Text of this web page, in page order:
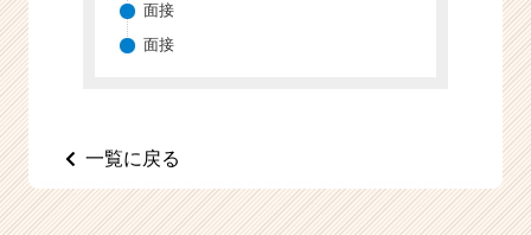
面接
面接
一覧に戻る